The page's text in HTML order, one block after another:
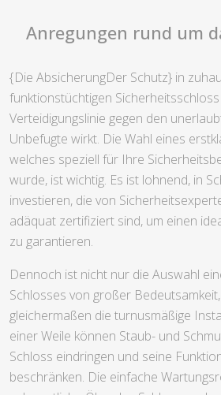
Anregungen rund um
{Die AbsicherungDer Schutz} in
funktionstüchtigen
Verteidigungslinie gegen den
Unbefugte wirkt. Die Wahl eines
welches speziell für Ihre
wurde, ist wichtig. Es ist lohnend, in
investieren, die von
adäquat zertifiziert sind, um einen
zu garantieren.
Dennoch ist nicht nur die Auswahl
Schlosses von großer
gleichermaßen die turnusmäßige
einer Weile können Staub- und
Schloss eindringen und seine
beschränken. Die einfache